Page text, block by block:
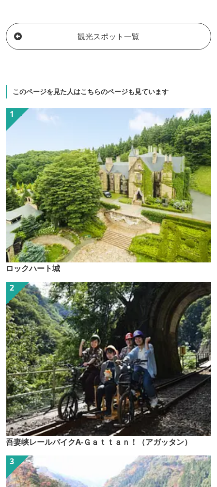
観光スポット一覧
このページを見た人はこちらのページも見ています
ロックハート城
吾妻峡レールバイクA-Ｇａｔｔａｎ！（アガッタン）